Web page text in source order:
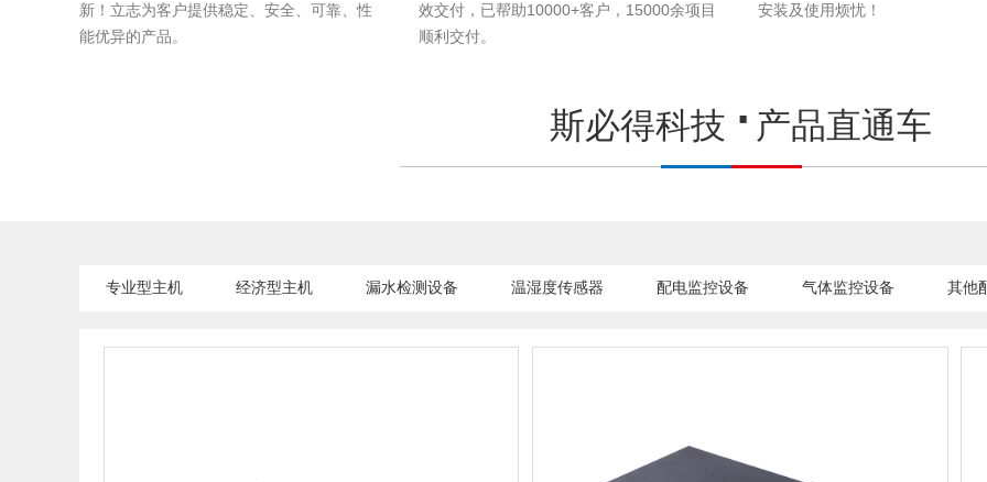
新！立志为客户提供稳定、安全、可靠、性
能优异的产品。
效交付，已帮助10000+客户，15000余项目
顺利交付。
安装及使用烦忧！
斯必得科技 产品直通车
专业型主机 经济型主机 漏水检测设备 温湿度传感器 配电监控设备 气体监控设备 其他